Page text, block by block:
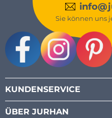
Sie können uns
KUNDENSERVICE
ÜBER JURHAN